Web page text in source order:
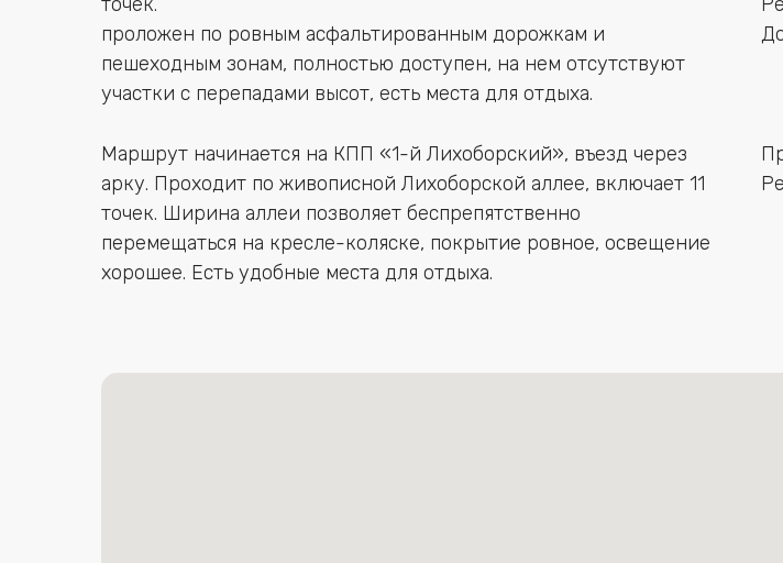
проложен по ровным асфальтированным дорожкам и
пешеходным зонам, полностью доступен, на нем отсутствуют
участки с перепадами высот, есть места для отдыха.
Маршрут начинается на КПП «1-й Лихоборский», въезд через
арку. Проходит по живописной Лихоборской аллее, включает 11
точек. Ширина аллеи позволяет беспрепятственно
перемещаться на кресле-коляске, покрытие ровное, освещение
хорошее. Есть удобные места для отдыха.